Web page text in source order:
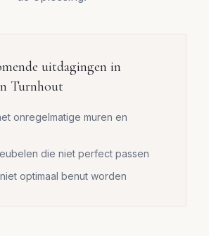
uitdagingen in
Turnhout
onregelmatige muren en
die niet perfect passen
optimaal benut worden